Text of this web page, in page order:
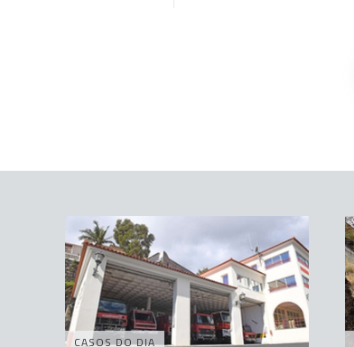
CASOS DO DIA